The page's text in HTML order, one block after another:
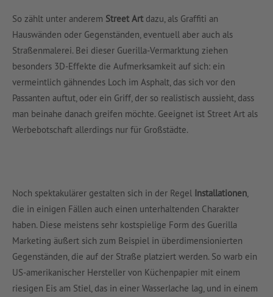
So zählt unter anderem Street Art dazu, als Graffiti an
Hauswänden oder Gegenständen, eventuell aber auch als
Straßenmalerei. Bei dieser Guerilla-Vermarktung ziehen
besonders 3D-Effekte die Aufmerksamkeit auf sich: ein
vermeintlich gähnendes Loch im Asphalt, das sich vor den
Passanten auftut, oder ein Griff, der so realistisch aussieht, dass
man beinahe danach greifen möchte. Geeignet ist Street Art als
Werbebotschaft allerdings nur für Großstädte.
Noch spektakulärer gestalten sich in der Regel Installationen
die in einigen Fällen auch einen unterhaltenden Charakter
haben. Diese meistens sehr kostspielige Form des Guerilla
Marketing äußert sich zum Beispiel in überdimensionierten
Gegenständen, die auf der Straße platziert werden. So warb ein
US-amerikanischer Hersteller von Küchenpapier mit einem
riesigen Eis am Stiel, das in einer Wasserlache lag, und in einem